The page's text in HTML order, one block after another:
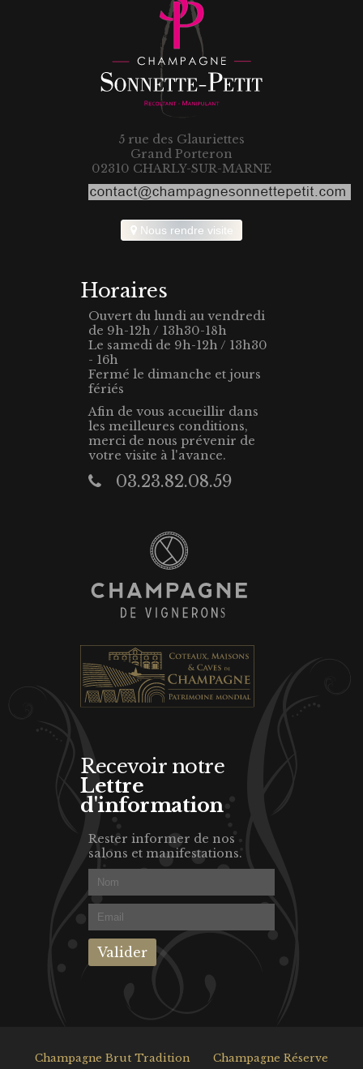
5 rue des Glauriettes
Grand Porteron
02310 CHARLY-SUR-MARNE
Nous rendre visite
Horaires
Ouvert du lundi au vendredi
de 9h-12h / 13h30-18h
Le samedi de 9h-12h / 13h30
- 16h
Fermé le dimanche et jours
fériés
Afin de vous accueillir dans
les meilleures conditions,
merci de nous prévenir de
votre visite à l'avance.
03.23.82.08.59
Recevoir notre
Lettre
d'information
Rester informer de nos
salons et manifestations.
Champagne Brut Tradition Champagne Réserve